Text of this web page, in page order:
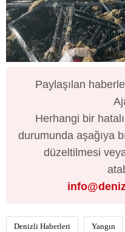
Paylaşılan
Herhangi bir
durumunda aşağıya
düzeltilmesi
Denizli Haberleri Yangın